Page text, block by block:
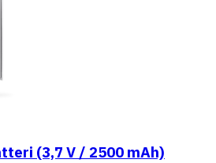
(3,7 V / 2500 mAh)